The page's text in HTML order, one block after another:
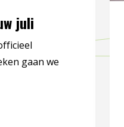
juli
gaan we